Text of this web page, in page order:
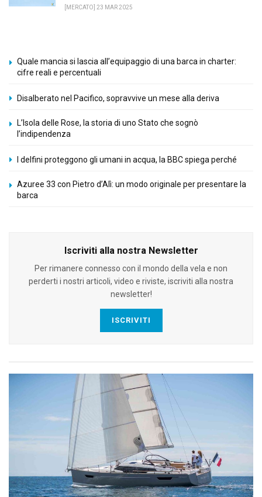
[MERCATO] 23 MAR 2025
Quale mancia si lascia all’equipaggio di una barca in charter:
cifre reali e percentuali
Disalberato nel Pacifico, sopravvive un mese alla deriva
L’Isola delle Rose, la storia di uno Stato che sognò
l’indipendenza
I delfini proteggono gli umani in acqua, la BBC spiega perché
Azuree 33 con Pietro d’Alì: un modo originale per presentare la
barca
Iscriviti alla nostra Newsletter
Per rimanere connesso con il mondo della vela e non
perderti i nostri articoli, video e riviste, iscriviti alla nostra
newsletter!
ISCRIVITI